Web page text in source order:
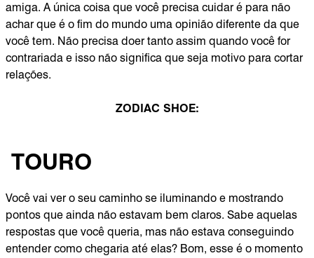
amiga. A única coisa que você precisa cuidar é para não
achar que é o fim do mundo uma opinião diferente da que
você tem. Não precisa doer tanto assim quando você for
contrariada e isso não significa que seja motivo para cortar
relações.
ZODIAC SHOE:
TOURO
Você vai ver o seu caminho se iluminando e mostrando
pontos que ainda não estavam bem claros. Sabe aquelas
respostas que você queria, mas não estava conseguindo
entender como chegaria até elas? Bom, esse é o momento